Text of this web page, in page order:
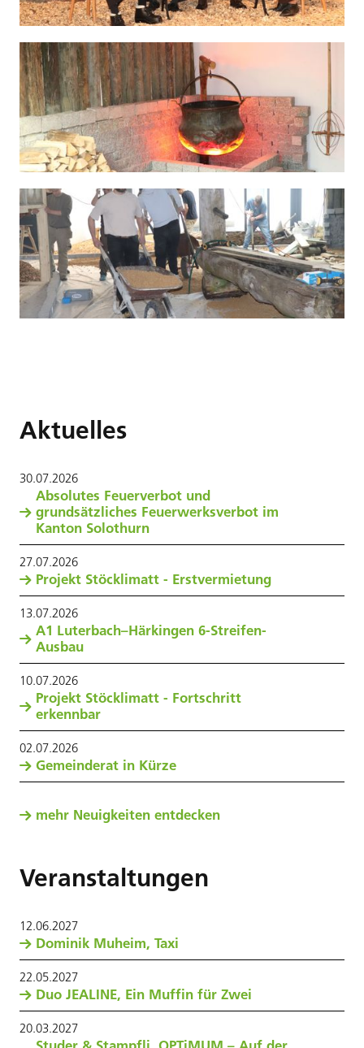
Aktuelles
30.07.2026
Absolutes Feuerverbot und
grundsätzliches Feuerwerksverbot im
Kanton Solothurn
27.07.2026
Projekt Stöcklimatt - Erstvermietung
13.07.2026
A1 Luterbach–Härkingen 6-Streifen-
Ausbau
10.07.2026
Projekt Stöcklimatt - Fortschritt
erkennbar
02.07.2026
Gemeinderat in Kürze
mehr Neuigkeiten entdecken
Veranstaltungen
12.06.2027
Dominik Muheim, Taxi
22.05.2027
Duo JEALINE, Ein Muffin für Zwei
20.03.2027